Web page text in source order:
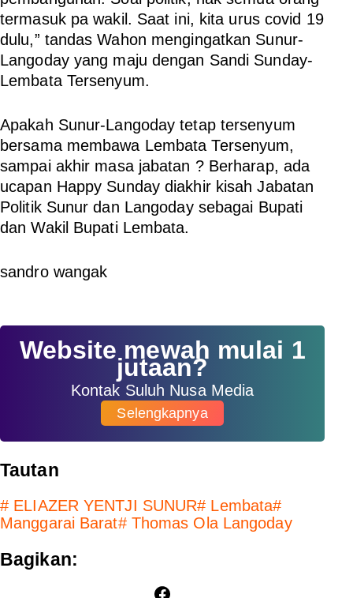
termasuk pa wakil. Saat ini, kita urus covid 19
dulu,” tandas Wahon mengingatkan Sunur-
Langoday yang maju dengan Sandi Sunday-
Lembata Tersenyum.
Apakah Sunur-Langoday tetap tersenyum
bersama membawa Lembata Tersenyum,
sampai akhir masa jabatan ? Berharap, ada
ucapan Happy Sunday diakhir kisah Jabatan
Politik Sunur dan Langoday sebagai Bupati
dan Wakil Bupati Lembata.
sandro wangak
Website mewah mulai 1
jutaan?
Kontak Suluh Nusa Media
Selengkapnya
Tautan
# ELIAZER YENTJI SUNUR# Lembata#
Manggarai Barat#Thomas Ola Langoday
Bagikan: